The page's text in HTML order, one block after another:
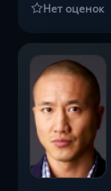
Нет оценок